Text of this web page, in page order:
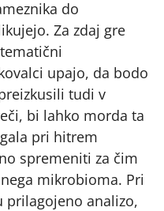
do
Za zdaj gre
upajo, da bodo
tudi v
bi lahko morda ta
pri hitrem
spremeniti za čim
mikrobioma. Pri
prilagojeno analizo,